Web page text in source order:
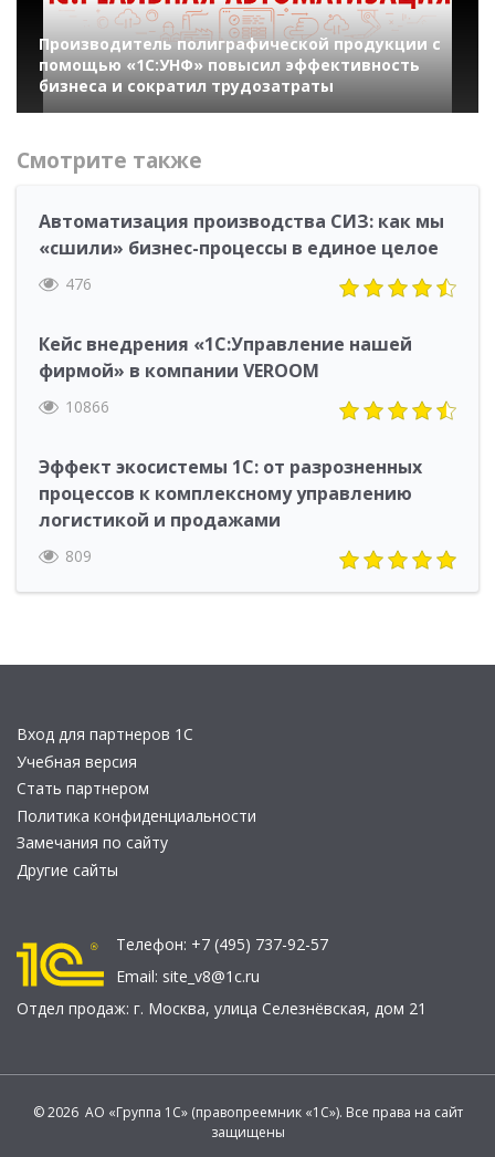
Производитель полиграфической продукции с
помощью «1С:УНФ» повысил эффективность
бизнеса и сократил трудозатраты
Смотрите также
Автоматизация производства СИЗ: как мы
«сшили» бизнес-процессы в единое целое
476
Кейс внедрения «1С:Управление нашей
фирмой» в компании VEROOM
10866
Эффект экосистемы 1С: от разрозненных
процессов к комплексному управлению
логистикой и продажами
809
Вход для партнеров 1С
Учебная версия
Стать партнером
Политика конфиденциальности
Замечания по сайту
Другие сайты
Телефон: +7 (495) 737-92-57
Email: site_v8@1c.ru
Отдел продаж: г. Москва, улица Селезнёвская, дом 21
© 2026 АО «Группа 1С» (правопреемник «1С»). Все права на сайт
защищены